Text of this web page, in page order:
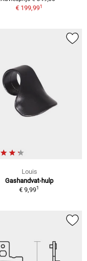
€ 199,991
Louis
Gashandvat-hulp
€ 9,991